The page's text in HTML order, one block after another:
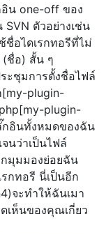
น one-off ของ
SVN ตัวอย่างเช่น
ชื่อไดเรกทอรีที่ไม่
ชื่อ) สั้น ๆ
ะชุมการตั้งชื่อไฟล์
[my-plugin-
plugin-
กอินทั้งหมดของฉัน
นว่าเป็นไฟล์
มุมมองย่อยฉัน
กทอรี นี่เป็นอีก
จะทำให้ฉันเมา
เห็นของคุณเกี่ยว